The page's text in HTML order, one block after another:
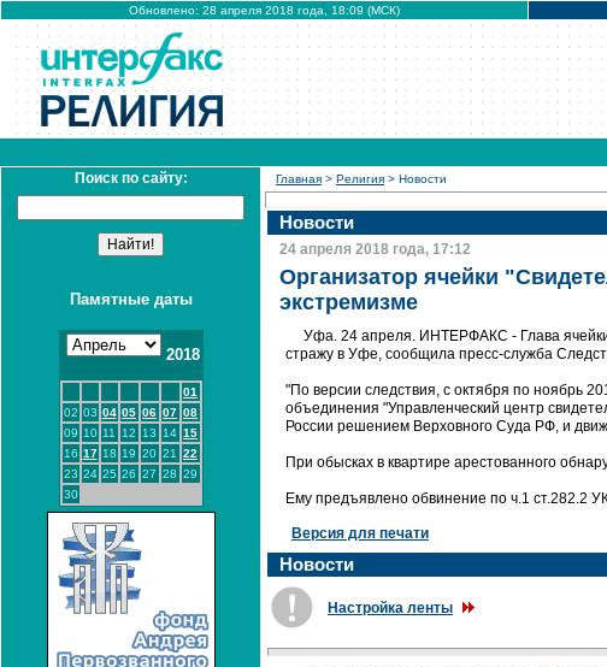
Обновлено: 28 апреля 2018 года, 18:09 (МСК)
Поиск по сайту:
Памятные даты
2018
01
02 03 04 05 06 07 08
09 10 11 12 13 14 15
16 17 18 19 20 21
22
23 24 25 26 27 28 29
30
Главная > Религия > Новости
Новости
24 апреля 2018 года, 17:12
Организатор ячейки
экстремизме
Уфа. 24 апреля. ИНТЕРФАКС - Глава ячейки
стражу в Уфе, сообщила пресс-служба
"По версии следствия, с октября по ноябрь
объединения "Управленческий центр
России решением Верховного Суда РФ, и
При обысках в квартире арестованного
Ему предъявлено обвинение по ч.1 ст.282.2
Версия для печати
Новости
Настройка ленты